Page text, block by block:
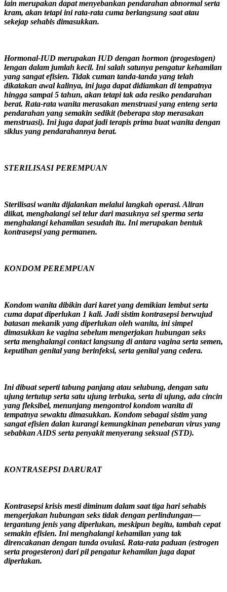
lain merupakan dapat menyebankan pendarahan abnormal serta
kram, akan tetapi ini rata-rata cuma berlangsung saat atau
sekejap sehabis dimasukkan.
Hormonal-IUD merupakan IUD dengan hormon (progestogen)
lengan dalam jumlah kecil. Ini salah satunya pengatur kehamilan
yang sangat efisien. Tidak cuman tanda-tanda yang telah
dikatakan awal kalinya, ini juga dapat didiamkan di tempatnya
hingga sampai 5 tahun, akan tetapi tak ada resiko pendarahan
berat. Rata-rata wanita merasakan menstruasi yang enteng serta
pendarahan yang semakin sedikit (beberapa stop merasakan
menstruasi). Ini juga dapat jadi terapis prima buat wanita dengan
siklus yang pendarahannya berat.
STERILISASI PEREMPUAN
Sterilisasi wanita dijalankan melalui langkah operasi. Aliran
diikat, menghalangi sel telur dari masuknya sel sperma serta
menghalangi kehamilan sesudah itu. Ini merupakan bentuk
kontrasepsi yang permanen.
KONDOM PEREMPUAN
Kondom wanita dibikin dari karet yang demikian lembut serta
cuma dapat diperlukan 1 kali. Jadi sistim kontrasepsi berwujud
batasan mekanik yang diperlukan oleh wanita, ini simpel
dimasukkan ke vagina sebelum mengerjakan hubungan seks
serta menghalangi contact langsung di antara vagina serta semen,
keputihan genital yang berinfeksi, serta genital yang cedera.
Ini dibuat seperti tabung panjang atau selubung, dengan satu
ujung tertutup serta satu ujung terbuka, serta di ujung, ada cincin
yang fleksibel, menunjang mengontrol kondom wanita di
tempatnya sewaktu dimasukkan. Kondom sebagai sistim yang
sangat efisien dalan kurangi kemungkinan penebaran virus yang
sebabkan AIDS serta penyakit menyerang seksual (STD).
KONTRASEPSI DARURAT
Kontrasepsi krisis mesti diminum dalam saat tiga hari sehabis
mengerjakan hubungan seks tidak dengan perlindungan—
tergantung jenis yang diperlukan, meskipun begitu, tambah cepat
semakin efisien. Ini menghalangi kehamilan yang tak
direncakanan dengan tunda ovulasi. Rata-rata paduan (estrogen
serta progesteron) dari pil pengatur kehamilan juga dapat
diperlukan.